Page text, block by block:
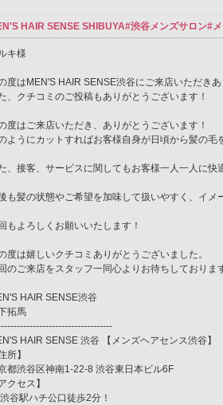
HAIR SENSE SHIBUYA#渋谷メンズサロン#
キ様
度はMEN'S HAIR SENSE渋谷にご来店いただきあ
、クチコミのご投稿もありがとうございます！
度はご来店いただき、ありがとうございます！
ようにカットすればお客様自身が日頃から髪の
、接客、サービスに関してもお客様一人一人に
も髪の状態やご希望を加味して扱いやすく、イメ
もよろしくお願いいたします！
度は嬉しいクチコミありがとうございました。
のご来店をスタッフ一同心よりお待ちしておりま
HAIR SENSE渋谷
拓馬
HAIR SENSE 渋谷 【メンズヘアセンス渋谷】
所】
都渋谷区神南1-22-8 渋谷東日本ビル6F
クセス】
谷駅ハチ公口徒歩2分！